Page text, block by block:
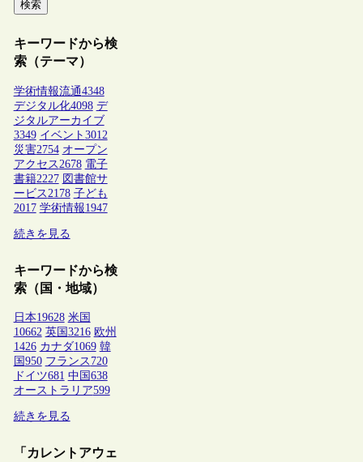
検索
キーワードから検
索（テーマ）
学術情報流通4348
デジタル化4098 デ
ジタルアーカイブ
3349 イベント 3012
災害2754 オープン
アクセス 2678 電子
書籍2227 図書館サ
ービス 2178 子ども
2017 学術情報1947
続きを見る
キーワードから検
索（国・地域）
日本19628 米国
10662 英国 3216 欧州
1426 カナダ1069 韓
国 950 フランス 720
ドイツ681 中国 638
オーストラリア599
続きを見る
「カレントアウェ